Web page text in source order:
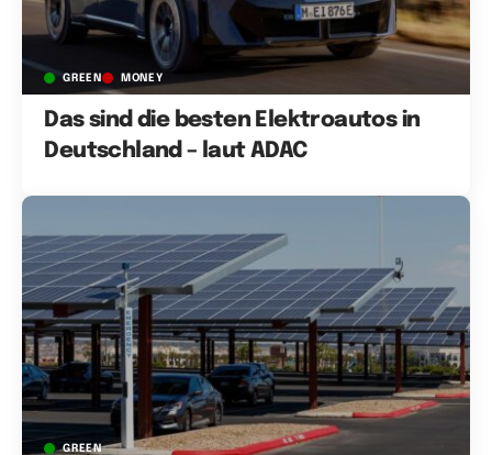
GREEN MONEY
Das sind die besten Elektroautos in
Deutschland – laut ADAC
GREEN